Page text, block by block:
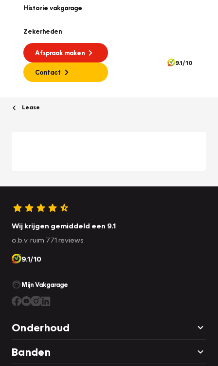
Historie vakgarage
Zekerheden
Afspraak maken
Contact
9.1/10
Lease
Wij krijgen gemiddeld een 9.1
o.b.v. ruim 771 reviews
9.1/10
Mijn Vakgarage
Onderhoud
Banden